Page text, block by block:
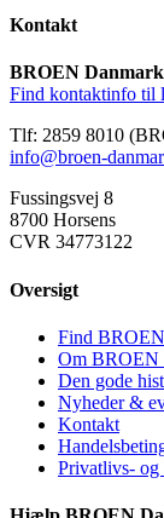
Kontakt
BROEN Danmark
Find kontaktinfo til
Tlf: 2859 8010
info@broen-
Fussingsvej 8
8700 Horsens
CVR 34773122
Oversigt
Find
Om BROEN
Den gode
Nyheder &
Kontakt
Privatlivs-